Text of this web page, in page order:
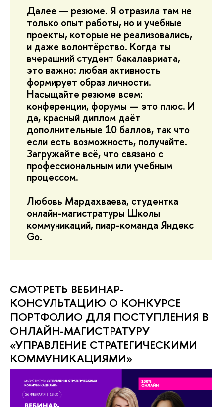
Далее — резюме. Я отразила там не
только опыт работы, но и учебные
проекты, которые не реализовались,
и даже волонтёрство. Когда ты
вчерашний студент бакалавриата,
это важно: любая активность
формирует образ личности.
Насыщайте резюме всем:
конференции, форумы — это плюс. И
да, красный диплом даёт
дополнительные 10 баллов, так что
если есть возможность, получайте.
Загружайте всё, что связано с
профессиональным или учебным
процессом.
Любовь Мардахваева, студентка
онлайн-магистратуры Школы
коммуникаций, пиар-команда Яндекс
Go.
СМОТРЕТЬ ВЕБИНАР-
КОНСУЛЬТАЦИЮ О КОНКУРСЕ
ПОРТФОЛИО ДЛЯ ПОСТУПЛЕНИЯ В
ОНЛАЙН-МАГИСТРАТУРУ
«УПРАВЛЕНИЕ СТРАТЕГИЧЕСКИМИ
КОММУНИКАЦИЯМИ»